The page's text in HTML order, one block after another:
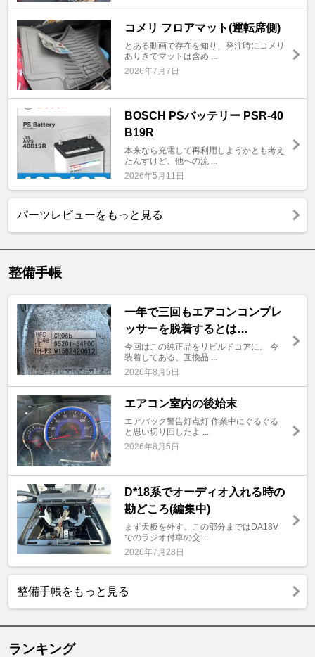
コメリ フロアマット(運転席側)
とある動画で存在を知り、発注時にコメリ
ありきでマットは含め ...
2026年7月7日
BOSCH PSバッテリー PSR-40
B19R
本来なら充電して再利用しようかとも考え
たんすけど、他への流 ...
2026年5月11日
パーツレビューをもっと見る
整備手帳
一年で三回もエアコンコンプレ
ッサーを脱着するとは…
今回はこの純正品をリビルドコアに。 今
装着してある、互換品 ...
2026年8月5日
エアコン室内の後始末
エアバック警告灯点灯 作業中にぐるぐる
と思い切り回したよ ...
2026年8月5日
D*18系でオーディオ入れる時の
勘どころ(編集中)
まず天板を外す。この部分まではDA18V
でのラジオ付車の交 ...
2026年7月28日
整備手帳をもっと見る
ランキング